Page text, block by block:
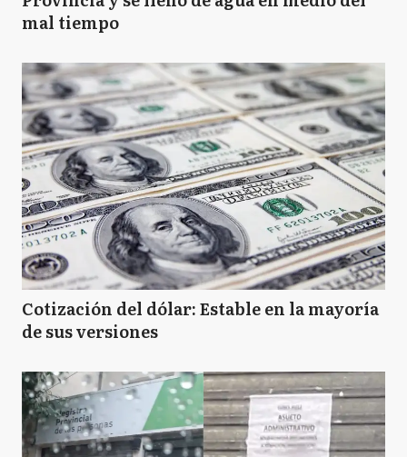
mal tiempo
Cotización del dólar: Estable en la mayoría
de sus versiones